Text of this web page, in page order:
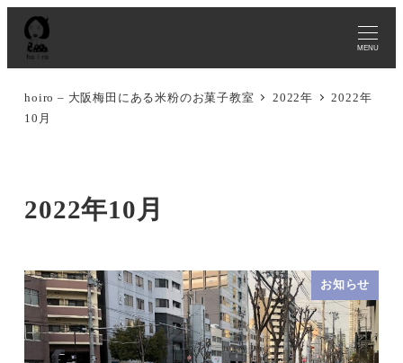
MENU
hoiro – 大阪梅田にある米粉のお菓子教室 2022年
2022年
10月
2022年10月
お知らせ